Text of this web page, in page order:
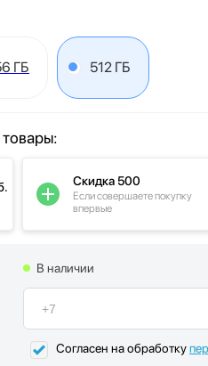
ГБ 512 ГБ
В наличии
Согласен на обработку
Скидка 500
Если совершаете покупку
впервые